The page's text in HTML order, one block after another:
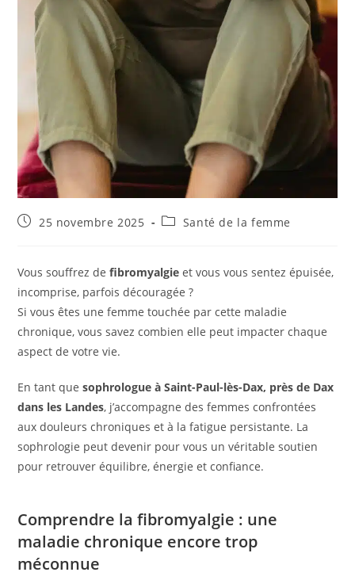
Publication
25 novembre 2025
PostSanté de la femme
Vous souffrez defibromyalgie et vous vous sentez épuisée,
incomprise, parfois découragée ?
Si vous êtes une femme touchée par cette maladie
chronique, vous savez combien elle peut impacter chaque
aspect de votre vie.
En tant quesophrologue à Saint-Paul-lès-Dax, près de Dax
dans les Landes, j’accompagne des femmes confrontées
aux douleurs chroniques et à la fatigue persistante. La
sophrologie peut devenir pour vous un véritable soutien
pour retrouver équilibre, énergie et confiance.
Comprendre la fibromyalgie : une
maladie chronique encore trop
méconnue